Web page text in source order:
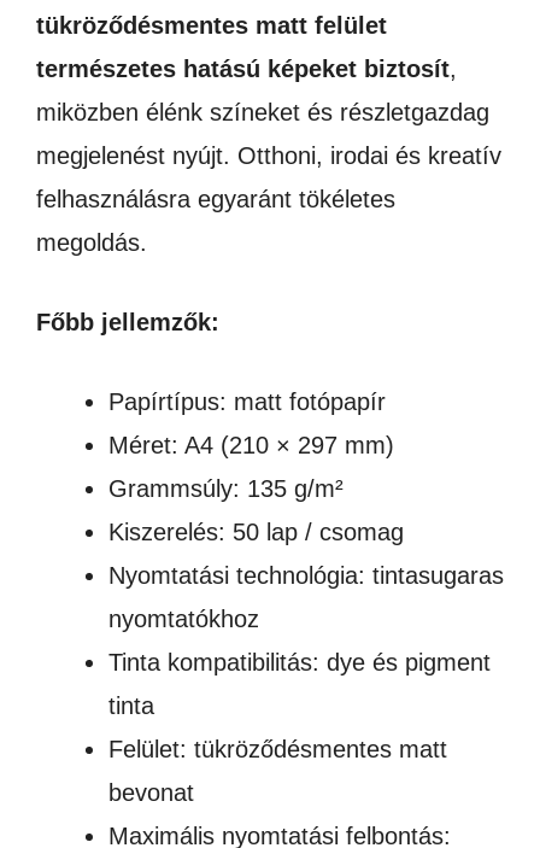
tükröződésmentes matt felület
természetes hatású képeket biztosít,
miközben élénk színeket és részletgazdag
megjelenést nyújt. Otthoni, irodai és kreatív
felhasználásra egyaránt tökéletes
megoldás.
Főbb jellemzők:
Papírtípus: matt fotópapír
Méret: A4 (210 × 297 mm)
Grammsúly: 135 g/m²
Kiszerelés: 50 lap / csomag
Nyomtatási technológia: tintasugaras
nyomtatókhoz
Tinta kompatibilitás: dye és pigment
tinta
Felület: tükröződésmentes matt
bevonat
Maximális nyomtatási felbontás: